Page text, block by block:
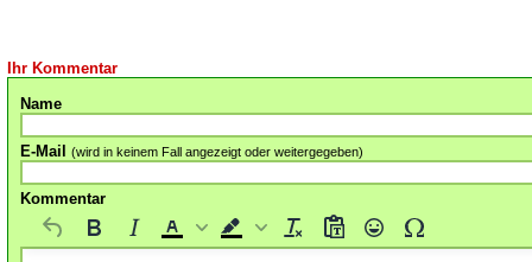
Ihr Kommentar
Name
E-Mail (wird in keinem Fall angezeigt oder weitergegeben)
Kommentar